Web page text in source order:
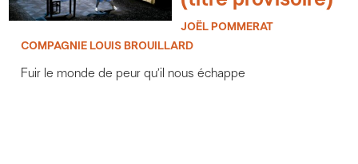
JOËL POMMERAT
COMPAGNIE LOUIS BROUILLARD
Fuir le monde de peur qu’il nous échappe